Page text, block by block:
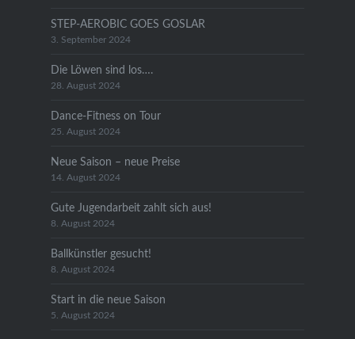
STEP-AEROBIC GOES GOSLAR
3. September 2024
Die Löwen sind los….
28. August 2024
Dance-Fitness on Tour
25. August 2024
Neue Saison – neue Preise
14. August 2024
Gute Jugendarbeit zahlt sich aus!
8. August 2024
Ballkünstler gesucht!
8. August 2024
Start in die neue Saison
5. August 2024